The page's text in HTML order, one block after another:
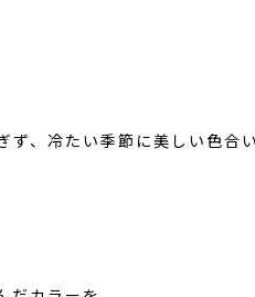
ず、冷たい季節に美しい色合い